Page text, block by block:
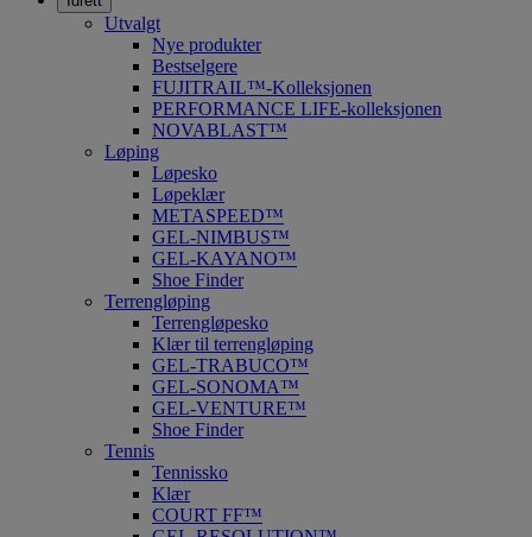
Utvalgt
Nye produkter
Bestselgere
FUJITRAIL™-Kolleksjonen
PERFORMANCE LIFE-kolleksjonen
NOVABLAST™
Løping
Løpesko
Løpeklær
METASPEED™
GEL-NIMBUS™
GEL-KAYANO™
Shoe Finder
Terrengløping
Terrengløpesko
Klær til terrengløping
GEL-TRABUCO™
GEL-SONOMA™
GEL-VENTURE™
Shoe Finder
Tennis
Tennissko
Klær
COURT FF™